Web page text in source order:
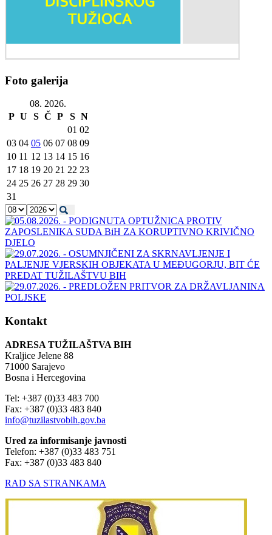
Foto galerija
08. 2026.
P U S Č P S N
01 02
03 04 05 06 07 08 09
10 11 12 13 14 15 16
17 18 19 20 21 22 23
24 25 26 27 28 29 30
31
Kontakt
ADRESA TUŽILAŠTVA BIH
Kraljice Jelene 88
71000 Sarajevo
Bosna i Hercegovina
Tel: +387 (0)33 483 700
Fax: +387 (0)33 483 840
info@tuzilastvobih.gov.ba
Ured za informisanje javnosti
Telefon: +387 (0)33 483 751
Fax: +387 (0)33 483 840
RAD SA STRANKAMA